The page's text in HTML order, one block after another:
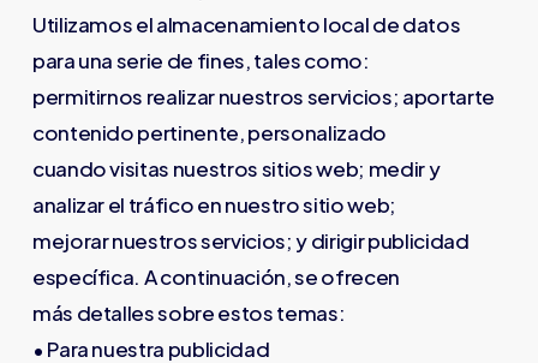
Utilizamos el almacenamiento local de datos
para una serie de fines, tales como:
permitirnos realizar nuestros servicios; aportarte
contenido pertinente, personalizado
cuando visitas nuestros sitios web; medir y
analizar el tráfico en nuestro sitio web;
mejorar nuestros servicios; y dirigir publicidad
específica. A continuación, se ofrecen
más detalles sobre estos temas:
• Para nuestra publicidad